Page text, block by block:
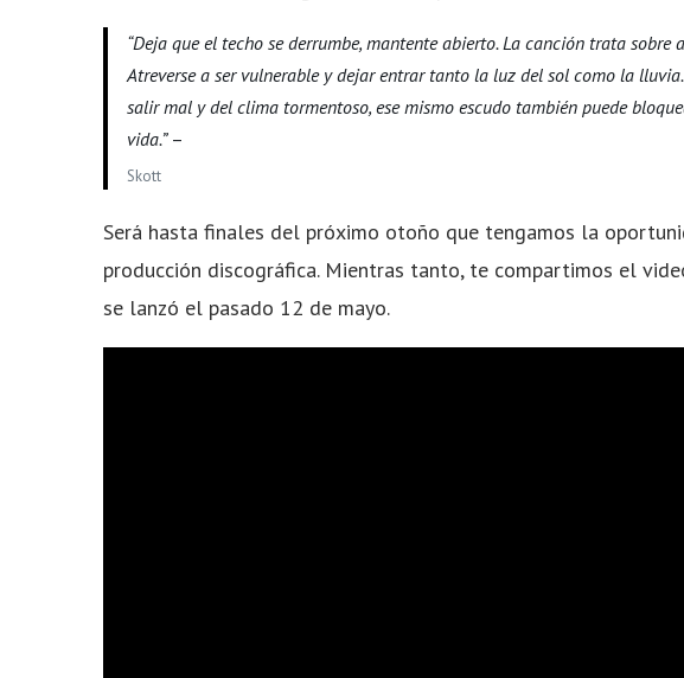
“Deja que el techo se derrumbe, mantente abierto. La canción trata
Atreverse a ser vulnerable y dejar entrar tanto la luz del sol como la
salir mal y del clima tormentoso, ese mismo escudo también puede
vida.”–
Skott
Será hasta finales del próximo otoño que tengamos la
producción discográfica. Mientras tanto, te compartimos el
se lanzó el pasado 12 de mayo.